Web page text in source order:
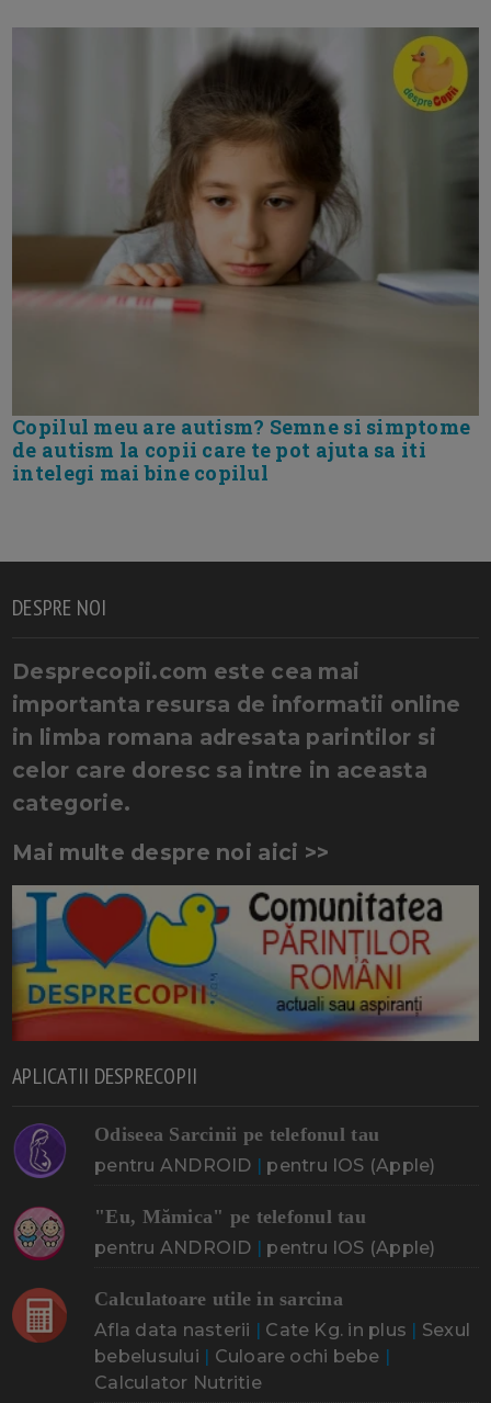
Copilul meu are autism? Semne si simptome
de autism la copii care te pot ajuta sa iti
intelegi mai bine copilul
DESPRE NOI
Desprecopii.com este cea mai
importanta resursa de informatii online
in limba romana adresata parintilor si
celor care doresc sa intre in aceasta
categorie.
Mai multe despre noi aici >>
APLICATII DESPRECOPII
Odiseea Sarcinii pe telefonul tau
pentru ANDROID | pentru IOS (Apple)
"Eu, Mămica" pe telefonul tau
pentru ANDROID | pentru IOS (Apple)
Calculatoare utile in sarcina
Afla data nasterii | Cate Kg. in plus | Sexul
bebelusului | Culoare ochi bebe |
Calculator Nutritie